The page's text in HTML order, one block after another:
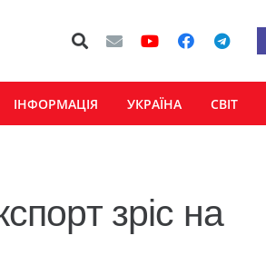
ІНФОРМАЦІЯ УКРАЇНА СВІТ
зріс на